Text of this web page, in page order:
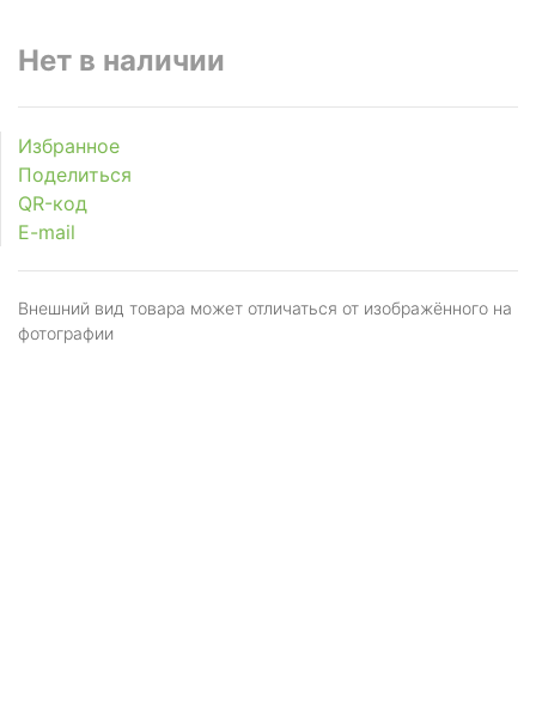
Нет в наличии
Избранное
Поделиться
QR-код
E-mail
Внешний вид товара может отличаться от изображённого на
фотографии